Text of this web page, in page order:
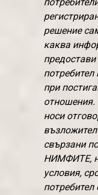
решение
каква
предостави
при
носи
свързани
НИМФИТЕ,
условия,